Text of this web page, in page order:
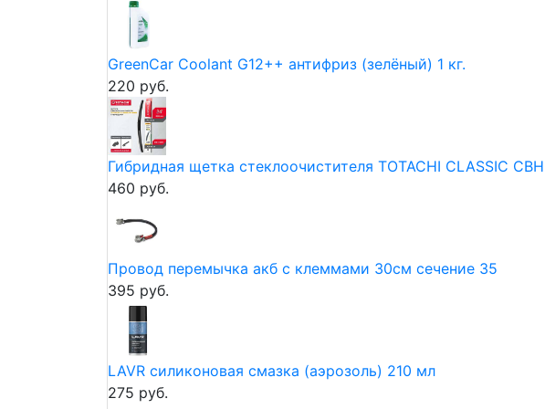
GreenCar Coolant G12++ антифриз (зелёный) 1 кг.
220 руб.
Гибридная щетка стеклоочистителя TOTACHI CLASSIC
460 руб.
Провод перемычка акб с клеммами 30см сечение 35
395 руб.
LAVR силиконовая смазка (аэрозоль) 210 мл
275 руб.